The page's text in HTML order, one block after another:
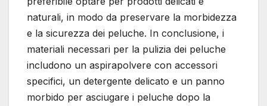
naturali, in modo da preservare la morbidezza
e la sicurezza dei peluche. In conclusione, i
materiali necessari per la pulizia dei peluche
includono un aspirapolvere con accessori
specifici, un detergente delicato e un panno
morbido per asciugare i peluche dopo la